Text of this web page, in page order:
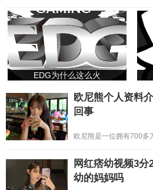
EDG为什么这么火
欧尼熊个人资料
回事
欧尼熊是一位拥有700多
网红痞幼视频3
幼的妈妈吗